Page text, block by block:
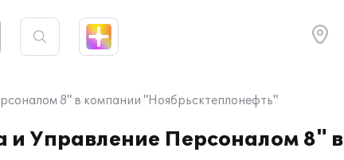
8" в компании "Ноябрьсктеплонефть"
и Управление Персоналом 8" в